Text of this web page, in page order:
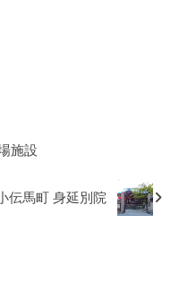
施設
伝馬町 身延別院